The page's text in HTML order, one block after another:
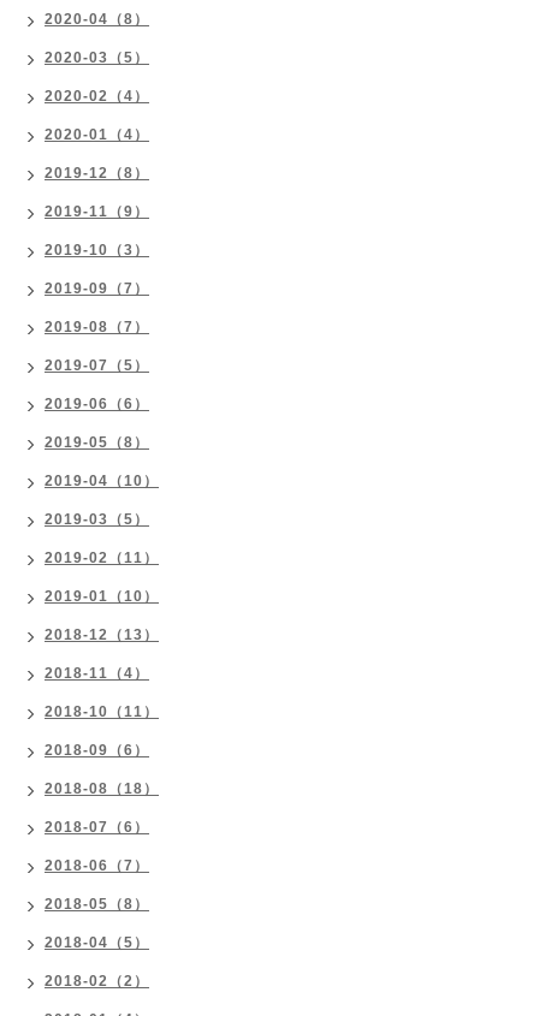
2020-04（8）
2020-03（5）
2020-02（4）
2020-01（4）
2019-12（8）
2019-11（9）
2019-10（3）
2019-09（7）
2019-08（7）
2019-07（5）
2019-06（6）
2019-05（8）
2019-04（10）
2019-03（5）
2019-02（11）
2019-01（10）
2018-12（13）
2018-11（4）
2018-10（11）
2018-09（6）
2018-08（18）
2018-07（6）
2018-06（7）
2018-05（8）
2018-04（5）
2018-02（2）